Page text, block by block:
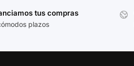
tus compras
plazos